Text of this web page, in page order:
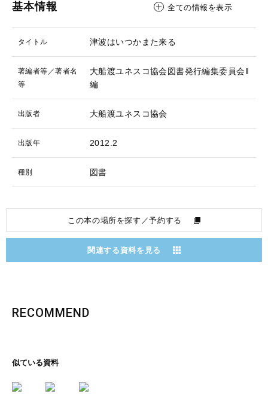
基本情報 全ての情報を表示
タイトル 津波はいつかまた来る
著編者等／著者名
等
大船渡ユネスコ協会図書発行編集委員会‖
編
出版者 大船渡ユネスコ協会
出版年 2012.2
種別 図書
この本の場所を探す／予約する
関連する資料を見る
RECOMMEND
似ている資料